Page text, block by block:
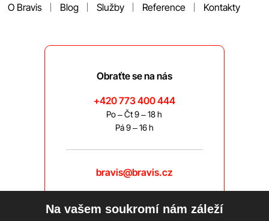
O Bravis
Blog Služby Reference Kontakty
Obraťte se na nás
+420 773 400 444
Po – Čt 9 – 18 h
Pá 9 – 16 h
bravis@bravis.cz
Na vašem soukromí nám záleží